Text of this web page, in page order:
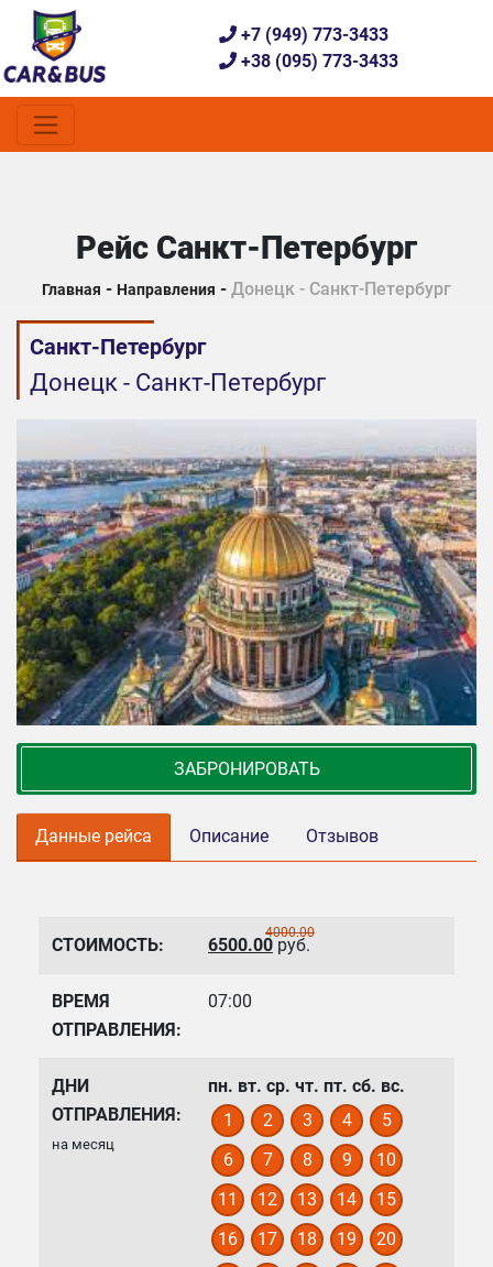
+7 (949) 773-3433
+38 (095) 773-3433
Рейс Санкт-Петербург
Главная - Направления - Донецк - Санкт-Петербург
Санкт-Петербург
Донецк - Санкт-Петербург
ЗАБРОНИРОВАТЬ
Данные рейса Описание Отзывов
СТОИМОСТЬ: 6500.00 руб.
4000.00
ВРЕМЯ
ОТПРАВЛЕНИЯ:
07:00
ДНИ
ОТПРАВЛЕНИЯ:
на месяц
пн. вт. ср. чт. пт. сб. вс.
1
2 3 4
5
6
7 8 9
10
11
12 13 14
15
16
17 18 19
20